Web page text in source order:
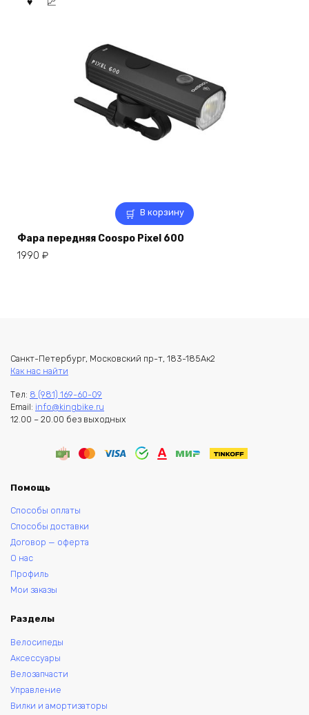
В корзину
Фара передняя Coospo Pixel 600
1990 ₽
Санкт-Петербург, Московский пр-т, 183-185Ак2
Как нас найти
Тел: 8 (981) 169-60-09
Email: info@kingbike.ru
12.00 – 20.00 без выходных
Помощь
Способы оплаты
Способы доставки
Договор — оферта
О нас
Профиль
Мои заказы
Разделы
Велосипеды
Аксессуары
Велозапчасти
Управление
Вилки и амортизаторы